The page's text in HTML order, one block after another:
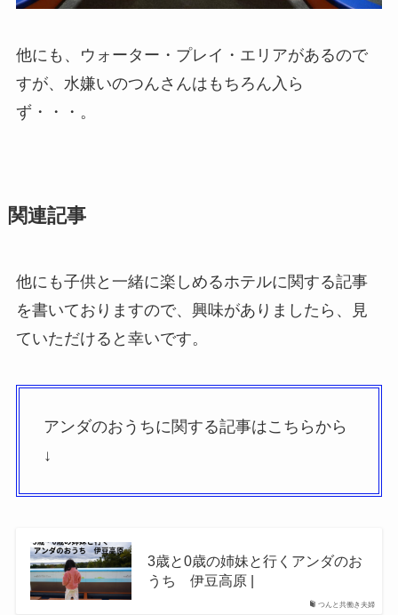
他にも、ウォーター・プレイ・エリアがあるので
すが、水嫌いのつんさんはもちろん入ら
ず・・・。
関連記事
他にも子供と一緒に楽しめるホテルに関する記事
を書いておりますので、興味がありましたら、見
ていただけると幸いです。
アンダのおうちに関する記事はこちらから
↓
つんと共働き夫婦
3歳と0歳の姉妹と行くアンダのお
うち 伊豆高原 |